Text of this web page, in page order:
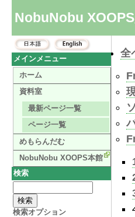
NobuNobu
全
メインメニュー
ホーム
資料室
最新ページ一覧
ページ一覧
めもらんだむ
NobuNobu XOOPS本館
検索
検索オプション